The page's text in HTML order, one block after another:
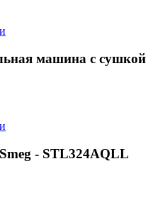
машина с сушкой
- STL324AQLL